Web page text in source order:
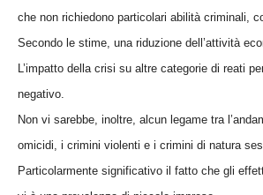
che non richiedono particolari abilità criminali,
Secondo le stime, una riduzione dell’attività
L’impatto della crisi su altre categorie di reati
negativo.
Non vi sarebbe, inoltre, alcun legame tra
omicidi, i crimini violenti e i crimini di natura
Particolarmente significativo il fatto che gli